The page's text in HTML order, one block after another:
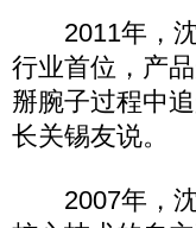
2011年，沈
行业首位，产
掰腕子过程中
长关锡友说。
2007年，沈